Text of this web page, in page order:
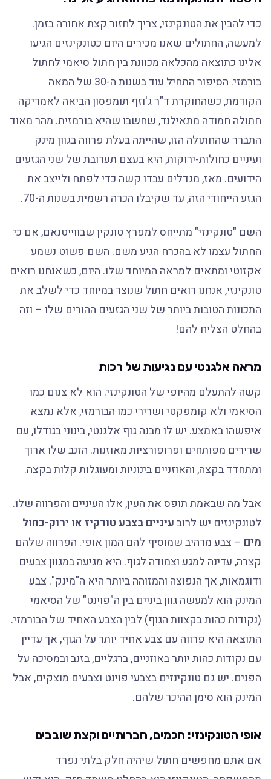
כדי להבין את הטונקינזי, צריך לחזור קצת אחורה בזמן.
למעשה, החתולים שאנו מכירים היום כטונקינזים הגיעו
אלינו כתוצאה מהכלאה מכוונת בין חתול סיאמי לחתול
בורמזי. הסיפור התחיל עוד בשנות ה-30 של המאה
הקודמת, כשהחוקרת ד"ר ג'וזף תומפסון הביאה לאמריקה
חתולה חמודה מתאילנד, שחשבו שהיא בורמזית. מהר מאוד
התברר שהחתולה הזו, שהייתה בעלת פרווה בגוון מינק
ועיניים כחולות-ירוקות, היא בעצם תערובת של שני הגזעים
הידועים. מאז, מגדלים עבדו קשה כדי לפתח ולייצב את
הגזע הייחודי הזה, עד שקיבלו הכרה רשמית בשנות ה-70.
השם "טונקינזי" מתייחס למפרץ טונקין שבווייטנאם, אם כי
החתול עצמו לא בהכרח הגיע משם. השם פשוט נשמע
אקזוטי ומתאים למראה המיוחד שלו. היום, כשאנחנו רואים
טונקינזי, אנחנו רואים חתול שנוצר במיוחד כדי לשלב את
התכונות הטובות ביותר של שני הגזעים ההורים שלו – וזה
בהחלט הצליח להם!
מראה אלגנטי עם נגיעות של רכות
קשה להתעלם מהיופי של הטונקינזי. הוא לא צנום כמו
הסיאמי ולא קומפקטי ושרירי כמו הבורמזי, אלא נמצא
איפשהו באמצע. יש לו מבנה גוף אלגנטי, בינוני בגודלו, עם
שרירים מפותחים ופרופורציות מאוזנות. הזנב שלו ארוך
ומתחדד בקצה, והאוזניים בינוניות ומעוגלות קלות בקצה.
אבל מה שבאמת תופס את העין, אלו העיניים והפרווה שלו.
לטונקינזים יש לרובעיניים בצבע טורקיז או ירוק-כחול
מים– צבע מרהיב שמוסיף להם המון אופי. הפרווה שלהם
קצרה, עדינה למגע וצמודה לגוף. היא מגיעה במגוון צבעים
ודוגמאות, אך הנפוצה והמזוהה ביותר היא ה"מינק". צבע
המינק הוא למעשה גוון ביניים בין ה"פוינט" של הסיאמי
(נקודות כהות בקצוות הגוף) לבין הצבע האחיד של הבורמזי.
התוצאה היא פרווה עם צבע אחיד יותר על הגוף, אך עדיין
עם נקודות כהות יותר באוזניים, ברגליים, בזנב ובמסיכה על
הפנים. יש גם טונקינזים בצבעי פוינט וצבעים מוצקים, אבל
המינק הוא סימן ההיכר שלהם.
אופי הטונקינזי: חכמים, חברותיים וקצת שובבים
אם אתם מחפשים חתול שיהיה חלק בלתי נפרד